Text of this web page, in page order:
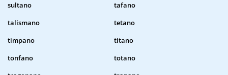
sultano
tafano
talismano
tetano
timpano
titano
tonfano
totano